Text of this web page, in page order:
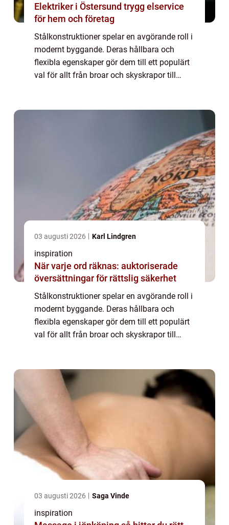
Elektriker i Östersund trygg elservice
för hem och företag
Stålkonstruktioner spelar en avgörande roll i
modernt byggande. Deras hållbara och
flexibla egenskaper gör dem till ett populärt
val för allt från broar och skyskrapor till
03 augusti 2026 Karl Lindgren
inspiration
När varje ord räknas: auktoriserade
översättningar för rättslig säkerhet
Stålkonstruktioner spelar en avgörande roll i
modernt byggande. Deras hållbara och
flexibla egenskaper gör dem till ett populärt
val för allt från broar och skyskrapor till
03 augusti 2026 Saga Vinde
inspiration